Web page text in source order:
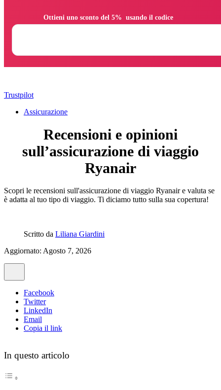
Trustpilot
Assicurazione
Recensioni e opinioni
sull’assicurazione di viaggio
Ryanair
Scopri le recensioni sull'assicurazione di viaggio Ryanair e valuta se
è adatta al tuo tipo di viaggio. Ti diciamo tutto sulla sua copertura!
Scritto da Liliana Giardini
Aggiornato: Agosto 7, 2026
Facebook
Twitter
LinkedIn
Email
Copia il link
In questo articolo